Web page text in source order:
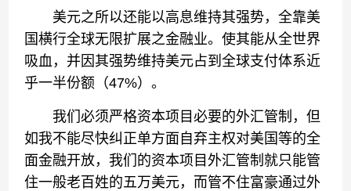
美元之所以还能以高息维持其强势，全靠美
国横行全球无限扩展之金融业。使其能从全世界
吸血，并因其强势维持美元占到全球支付体系近
乎一半份额（47%）。
我们必须严格资本项目必要的外汇管制，但
如我不能尽快纠正单方面自弃主权对美国等的全
面金融开放，我们的资本项目外汇管制就只能管
住一般老百姓的五万美元，而管不住富豪通过外